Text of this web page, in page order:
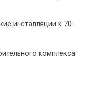
инсталляции к 70-
комплекса